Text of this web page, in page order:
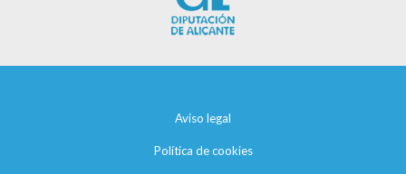
Aviso legal
Política de cookies